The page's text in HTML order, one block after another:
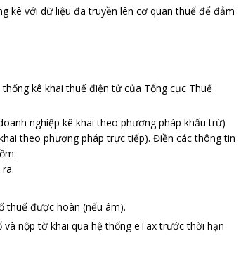
kê với dữ liệu đã truyền lên cơ quan thuế để đảm
kê khai thuế điện tử của Tổng cục Thuế
nghiệp kê khai theo phương pháp khấu trừ)
theo phương pháp trực tiếp). Điền các thông tin
thuế được hoàn (nếu âm).
và nộp tờ khai qua hệ thống eTax trước thời hạn